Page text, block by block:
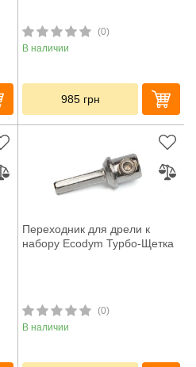
(0)
В наличии
985 грн
Переходник для дрели к
набору Ecodym Турбо-Щетка
(0)
В наличии